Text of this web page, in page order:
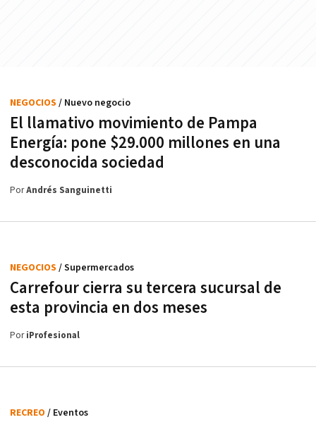
El llamativo movimiento de Pampa
Energía: pone $29.000 millones en una
desconocida sociedad
NEGOCIOS / Nuevo negocio
PorAndrés Sanguinetti
Carrefour cierra su tercera sucursal de
esta provincia en dos meses
NEGOCIOS / Supermercados
PoriProfesional
RECREO / Eventos